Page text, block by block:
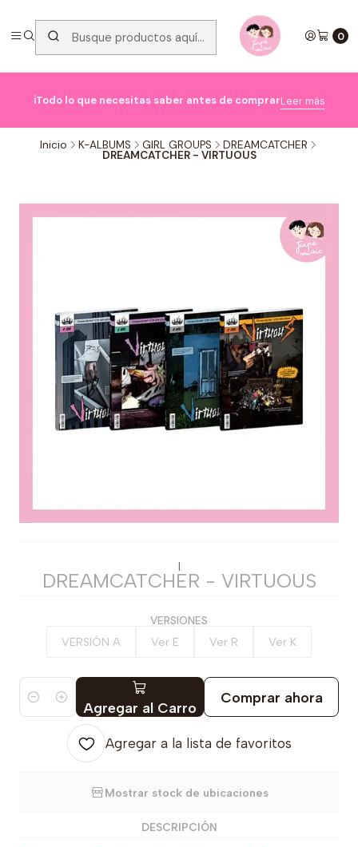
0
ℹ️Todo lo que necesitas saber antes de comprarLeer más
Inicio K-ALBUMS GIRL GROUPS DREAMCATCHER
DREAMCATCHER - VIRTUOUS
|
DREAMCATCHER - VIRTUOUS
VERSIONES
VERSIÓN A Ver E Ver R Ver K
Cantidad Agregar al Carro
Comprar ahora
Agregar a la lista de favoritos
Mostrar stock de ubicaciones
DESCRIPCIÓN